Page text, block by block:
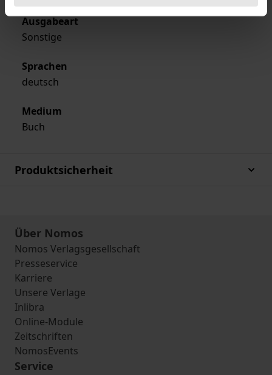
Ausgabeart
Sonstige
Sprachen
deutsch
Medium
Buch
Produktsicherheit
Über Nomos
Nomos Verlagsgesellschaft
Presseservice
Karriere
Unsere Verlage
Inlibra
Online-Module
Zeitschriften
NomosEvents
Service